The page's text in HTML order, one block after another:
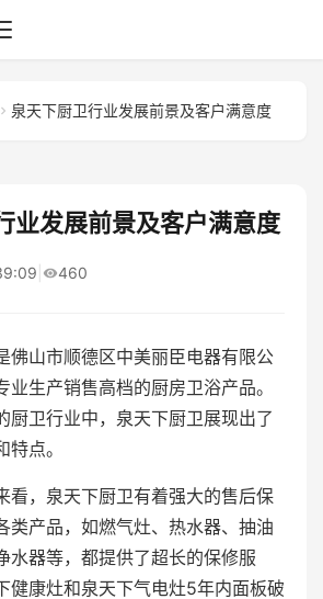
泉天下厨卫行业发展前景及客户满意度
业发展前景及客户满意度
460
佛山市顺德区中美丽臣电器有限公
业生产销售高档的厨房卫浴产品。
厨卫行业中，泉天下厨卫展现出了
点。
看，泉天下厨卫有着强大的售后保
类产品，如燃气灶、热水器、抽油
水器等，都提供了超长的保修服
健康灶和泉天下气电灶5年内面板破